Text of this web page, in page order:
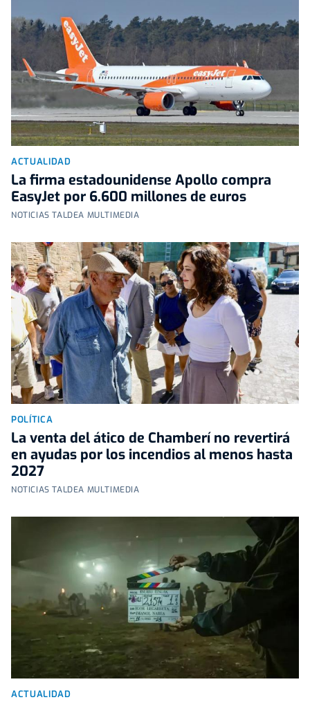
ACTUALIDAD
La firma estadounidense Apollo compra
EasyJet por 6.600 millones de euros
NOTICIAS TALDEA MULTIMEDIA
POLÍTICA
La venta del ático de Chamberí no revertirá
en ayudas por los incendios al menos hasta
2027
NOTICIAS TALDEA MULTIMEDIA
ACTUALIDAD